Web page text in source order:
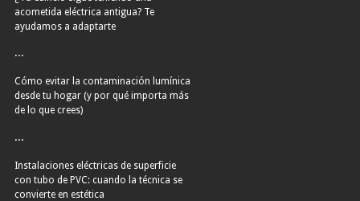
acometida eléctrica antigua? Te
ayudamos a adaptarte
...
Cómo evitar la contaminación lumínica
desde tu hogar (y por qué importa más
de lo que crees)
...
Instalaciones eléctricas de superficie
con tubo de PVC: cuando la técnica se
convierte en estética